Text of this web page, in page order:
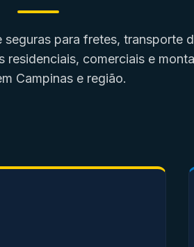
seguras para fretes, transporte
residenciais, comerciais e
Campinas e região.